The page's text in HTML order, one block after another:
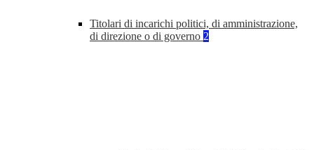
Titolari di incarichi politici, di amministrazione,
di direzione o di governo 2